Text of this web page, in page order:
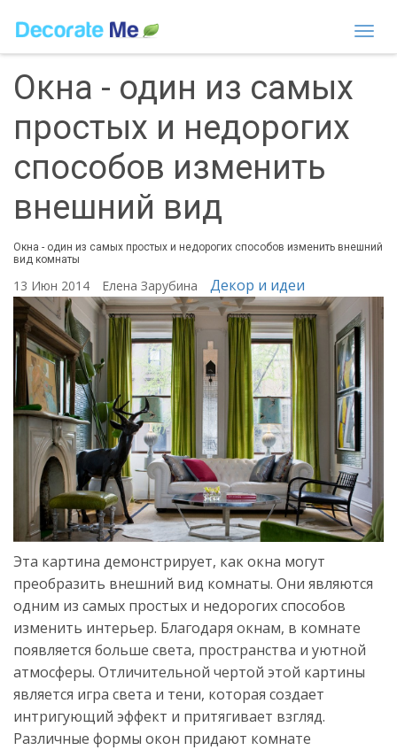
Окна - один из самых
простых и недорогих
способов изменить
внешний вид
Окна - один из самых простых и недорогих способов изменить внешний
вид комнаты
13 Июн 2014 Елена Зарубина Декор и идеи
Эта картина демонстрирует, как окна могут
преобразить внешний вид комнаты. Они являются
одним из самых простых и недорогих способов
изменить интерьер. Благодаря окнам, в комнате
появляется больше света, пространства и уютной
атмосферы. Отличительной чертой этой картины
является игра света и тени, которая создает
интригующий эффект и притягивает взгляд.
Различные формы окон придают комнате